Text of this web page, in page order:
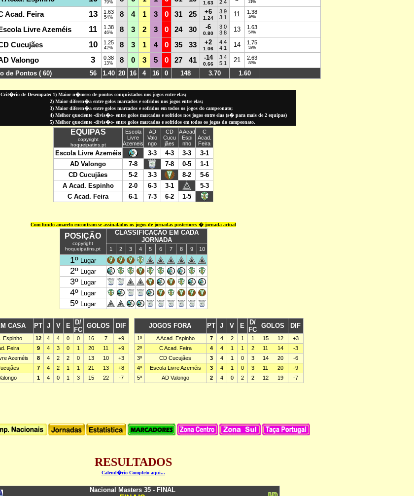
Crit�rio de Desempate: 1) Maior n�mero de pontos conquistados nos jogos entre elas;
2) Maior diferen�a entre golos marcados e sofridos nos jogos entre elas;
3) Maior diferen�a entre golos marcados e sofridos em todos os jogos do campeonato;
4) Melhor quociente -divis�o- entre golos marcados e sofridos nos jogos entre elas (s� para mais de 2 equipas)
5) Melhor quociente -divis�o- entre golos marcados e sofridos em todos os jogos do campeonato.
Com fundo amarelo encontram-se assinalados os jogos de jornadas posteriores � jornada actual
RESULTADOS
Calend�rio Completo aqui...